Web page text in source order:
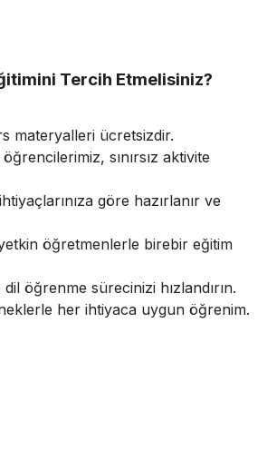
Tercih Etmelisiniz?
materyalleri ücretsizdir.
sınırsız aktivite
göre hazırlanır ve
öğretmenlerle birebir eğitim
öğrenme sürecinizi hızlandırın.
her ihtiyaca uygun öğrenim.